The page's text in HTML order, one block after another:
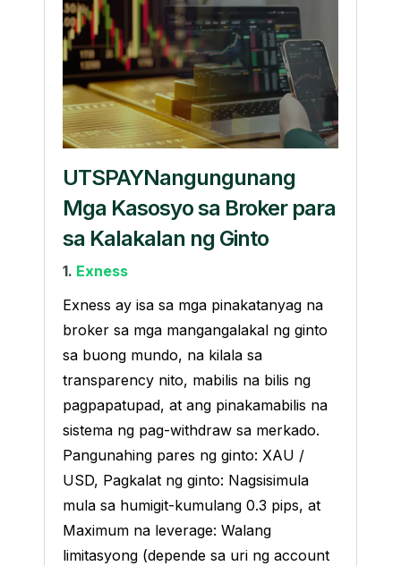
UTSPAYNangungunang
Mga Kasosyo sa Broker para
sa Kalakalan ng Ginto
1. Exness
Exness ay isa sa mga pinakatanyag na
broker sa mga mangangalakal ng ginto
sa buong mundo, na kilala sa
transparency nito, mabilis na bilis ng
pagpapatupad, at ang pinakamabilis na
sistema ng pag-withdraw sa merkado.
Pangunahing pares ng ginto: XAU /
USD, Pagkalat ng ginto: Nagsisimula
mula sa humigit-kumulang 0.3 pips, at
Maximum na leverage: Walang
limitasyong (depende sa uri ng account